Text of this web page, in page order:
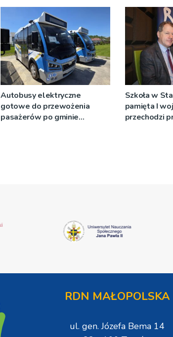
Autobusy elektryczne
gotowe do przewożenia
pasażerów po gminie
Szkoła w
pamięta I
przechodzi
RDN MAŁOPOLSKA
ul. gen. Józefa Bema 14